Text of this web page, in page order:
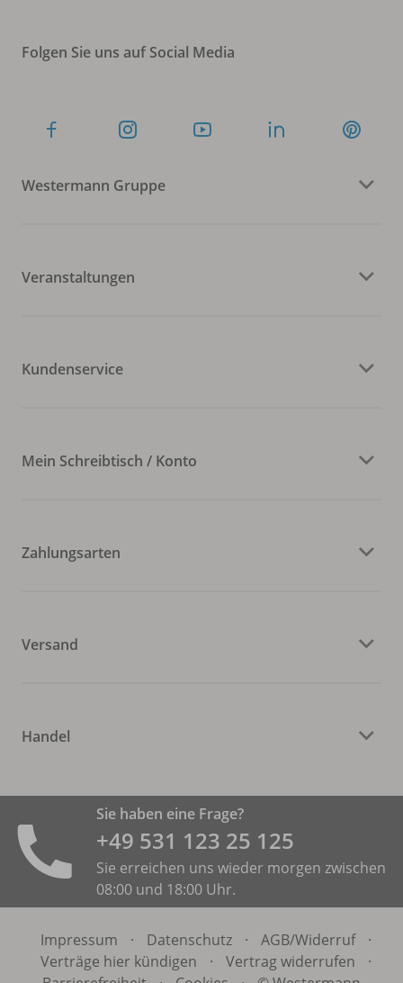
Folgen Sie uns auf Social Media
Westermann Gruppe
Veranstaltungen
Kundenservice
Mein Schreibtisch / Konto
Zahlungsarten
Versand
Handel
Sie haben eine Frage?
+49 531 ­123 25 125
Sie erreichen uns wieder morgen zwischen
08:00 und 18:00 Uhr.
Impressum · Datenschutz · AGB/Widerruf
·
Verträge hier kündigen
· Vertrag widerrufen
·